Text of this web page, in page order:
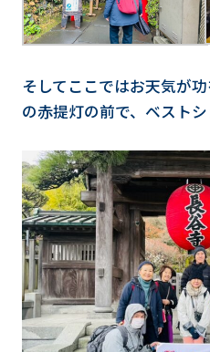
そしてここではお天気が
の赤提灯の前で、ベスト